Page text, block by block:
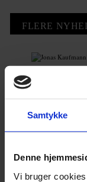
Samtykke
Denne
Vi bruger
FLERE